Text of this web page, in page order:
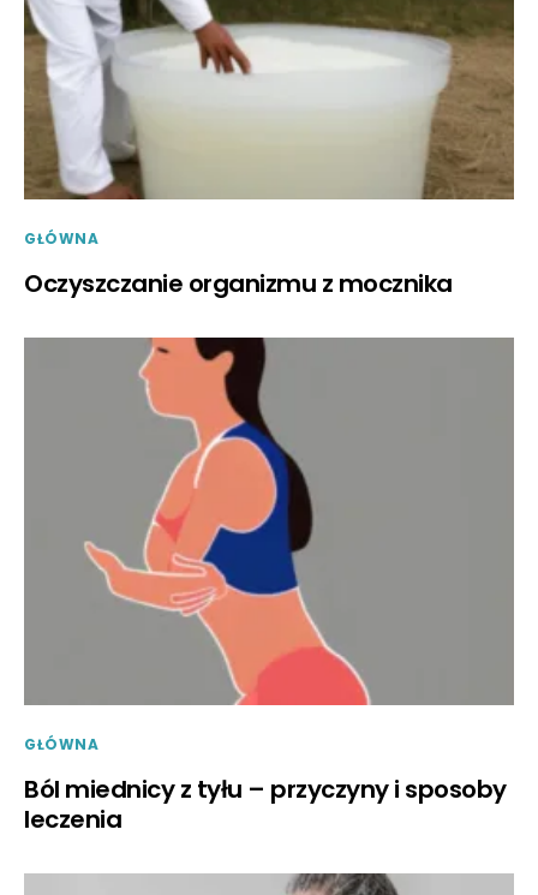
GŁÓWNA
Oczyszczanie organizmu z mocznika
GŁÓWNA
Ból miednicy z tyłu – przyczyny i sposoby
leczenia